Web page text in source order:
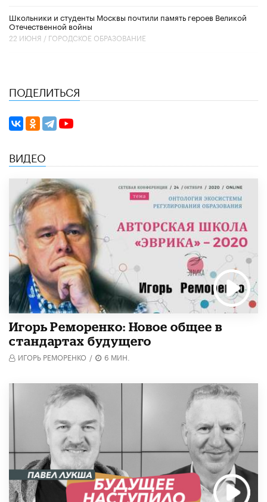
Школьники и студенты Москвы почтили память героев Великой
Отечественной войны
22 ИЮНЯ / ГОРОДСКОЕ ОБРАЗОВАНИЕ
ПОДЕЛИТЬСЯ
ВИДЕО
Игорь Реморенко: Новое общее в
стандартах будущего
ИГОРЬ РЕМОРЕНКО / 6 МИН.